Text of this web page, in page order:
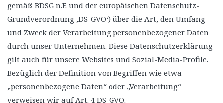
gemäß BDSG n.F. und der europäischen Datenschutz-
Grundverordnung ‚DS-GVO‘) über die Art, den Umfang
und Zweck der Verarbeitung personenbezogener Daten
durch unser Unternehmen. Diese Datenschutzerklärung
gilt auch für unsere Websites und Sozial-Media-Profile.
Bezüglich der Definition von Begriffen wie etwa
„personenbezogene Daten“ oder „Verarbeitung“
verweisen wir auf Art. 4 DS-GVO.